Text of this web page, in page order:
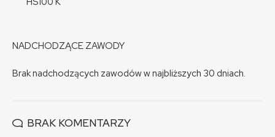
NADCHODZĄCE ZAWODY
Brak nadchodzących zawodów w najbliższych 30 dniach.
BRAK KOMENTARZY